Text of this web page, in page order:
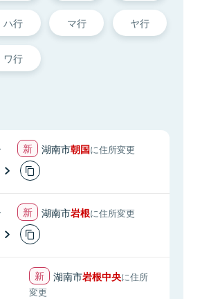
ハ行 マ行 ヤ行
ワ行
湖南市朝国に住所変更
湖南市岩根に住所変更
湖南市岩根中央に住所
変更